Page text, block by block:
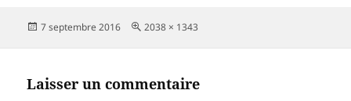
Publié
7 septembre 2016
Taille
2038 × 1343
Laisser un commentaire